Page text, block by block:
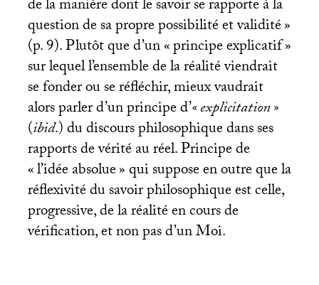
de la manière dont le savoir se rapporte à la
question de sa propre possibilité et validité»
(p. 9). Plutôt que d’un «principe explicatif»
sur lequel l’ensemble de la réalité viendrait
se fonder ou se réfléchir, mieux vaudrait
alors parler d’un principe d’«explicitation»
(ibid.) du discours philosophique dans ses
rapports de vérité au réel. Principe de
«l’idée absolue» qui suppose en outre que la
réflexivité du savoir philosophique est celle,
progressive, de la réalité en cours de
vérification, et non pas d’un Moi.